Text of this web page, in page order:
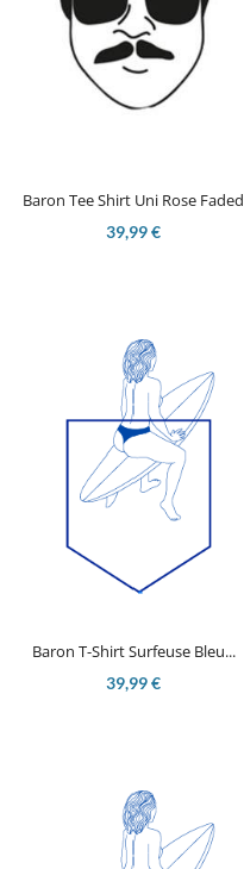
Baron Tee Shirt Uni Rose Faded
39,99 €
Baron T-Shirt Surfeuse Bleu...
39,99 €